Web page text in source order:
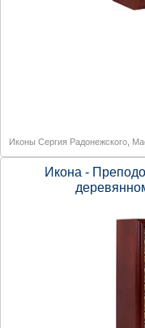
Иконы Сергия Радонежского
Икона -